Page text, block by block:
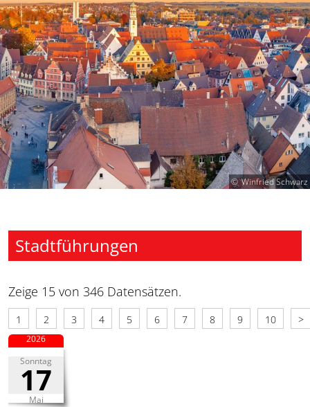
Winfried Schwarz
Stadtführungen
Zeige 15 von 346 Datensätzen.
1 2 3 4 5 6 7 8 9 10 >
Sonntag
17
Mai
2026